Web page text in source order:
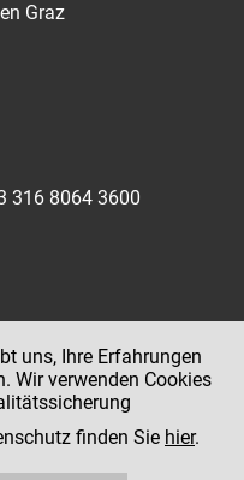
Graz
316 8064 3600
uns, Ihre Erfahrungen
Wir verwenden Cookies
finden Sie hier.